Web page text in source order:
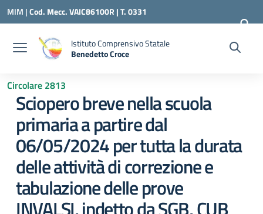
Vai ai contenuti
Vai al menu di navigazione
Vai al footer
MIM |Cod. Mecc. VAIC86100R | T. 0331
240260 | VAIC86100R@ISTRUZIONE.IT
Istituto Comprensivo Statale
Benedetto Croce
Circolare 2813
Sciopero breve nella scuola
primaria a partire dal
06/05/2024 per tutta la durata
delle attività di correzione e
tabulazione delle prove